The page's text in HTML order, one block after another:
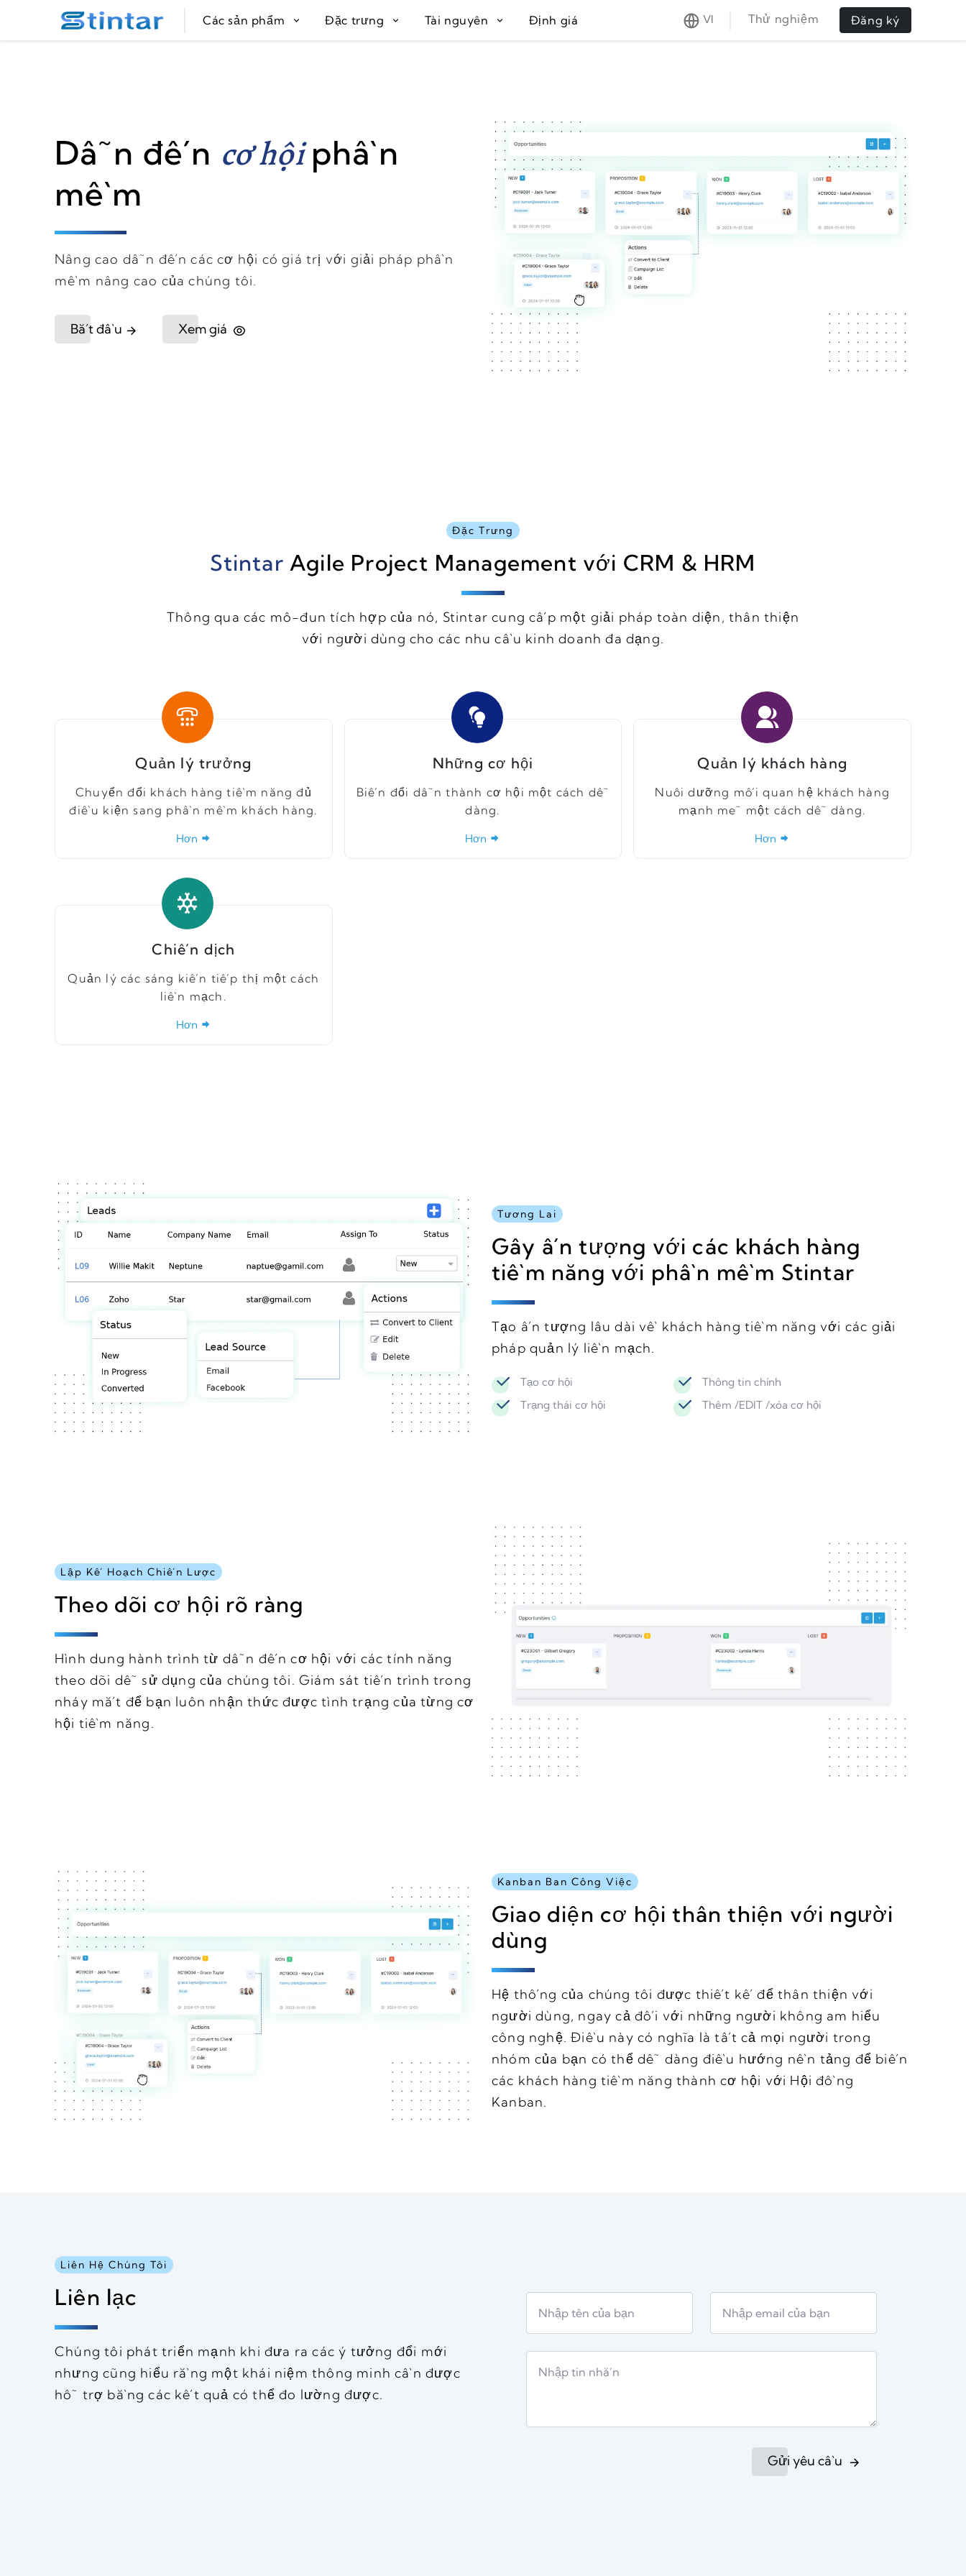
Các sản phẩm Đặc trưng Tài nguyên Định giá VI Thử nghiệm Đăng ký
Dẫn đến cơ hộiphần
mềm
Nâng cao dẫn đến các cơ hội có giá trị với giải pháp phần
mềm nâng cao của chúng tôi.
Bắt đầu Xem giá
Đặc Trưng
Stintar Agile Project Management với CRM & HRM
Thông qua các mô-đun tích hợp của nó, Stintar cung cấp một giải pháp toàn diện, thân thiện
với người dùng cho các nhu cầu kinh doanh đa dạng.
Quản lý trưởng
Chuyển đổi khách hàng tiềm năng đủ
điều kiện sang phần mềm khách hàng.
Hơn
Những cơ hội
Biến đổi dẫn thành cơ hội một cách dễ
dàng.
Hơn
Quản lý khách hàng
Nuôi dưỡng mối quan hệ khách hàng
mạnh mẽ một cách dễ dàng.
Hơn
Chiến dịch
Quản lý các sáng kiến ​​tiếp thị một cách
liền mạch.
Hơn
Tương Lai
Gây ấn tượng với các khách hàng
tiềm năng với phần mềm Stintar
Tạo ấn tượng lâu dài về khách hàng tiềm năng với các giải
pháp quản lý liền mạch.
Tạo cơ hội
Thông tin chính
Trạng thái cơ hội
Thêm /EDIT /xóa cơ hội
Lập Kế Hoạch Chiến Lược
Theo dõi cơ hội rõ ràng
Hình dung hành trình từ dẫn đến cơ hội với các tính năng
theo dõi dễ sử dụng của chúng tôi. Giám sát tiến trình trong
nháy mắt để bạn luôn nhận thức được tình trạng của từng cơ
hội tiềm năng.
Kanban Ban Công Việc
Giao diện cơ hội thân thiện với người
dùng
Hệ thống của chúng tôi được thiết kế để thân thiện với
người dùng, ngay cả đối với những người không am hiểu
công nghệ. Điều này có nghĩa là tất cả mọi người trong
nhóm của bạn có thể dễ dàng điều hướng nền tảng để biến
các khách hàng tiềm năng thành cơ hội với Hội đồng
Kanban.
Liên Hệ Chúng Tôi
Liên lạc
Chúng tôi phát triển mạnh khi đưa ra các ý tưởng đổi mới
nhưng cũng hiểu rằng một khái niệm thông minh cần được
hỗ trợ bằng các kết quả có thể đo lường được.
Gửi yêu cầu